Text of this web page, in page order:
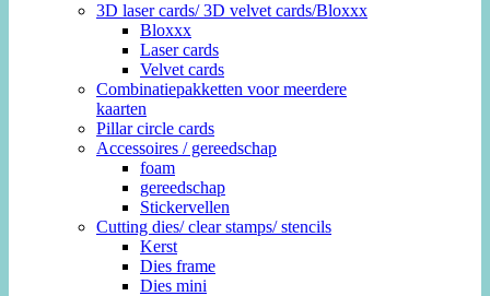
3D laser cards/ 3D velvet cards/Bloxxx
Bloxxx
Laser cards
Velvet cards
Combinatiepakketten voor meerdere
kaarten
Pillar circle cards
Accessoires / gereedschap
foam
gereedschap
Stickervellen
Cutting dies/ clear stamps/ stencils
Kerst
Dies frame
Dies mini